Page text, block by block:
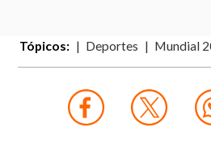
Tópicos: Deportes Mundial